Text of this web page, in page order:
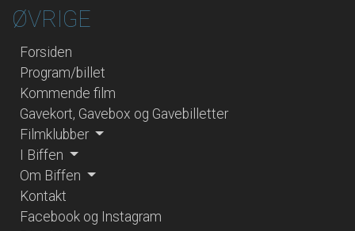
ØVRIGE
Forsiden
Program/billet
Kommende film
Gavekort, Gavebox og Gavebilletter
Filmklubber
I Biffen
Om Biffen
Kontakt
Facebook og Instagram